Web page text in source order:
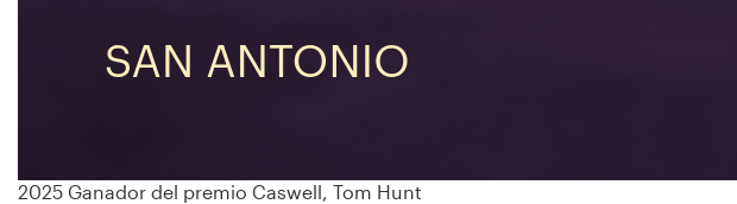
2025 Ganador del premio Caswell, Tom Hunt